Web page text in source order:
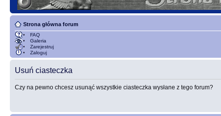
Strona główna forum
FAQ
Galeria
Zarejestruj
Zaloguj
Usuń ciasteczka
Czy na pewno chcesz usunąć wszystkie ciasteczka wysłane z tego forum?